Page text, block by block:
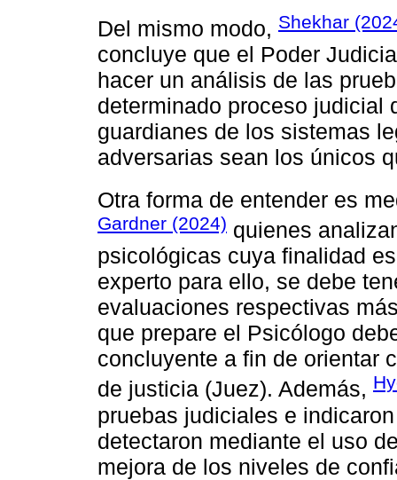
Del mismo modo, Shekhar
concluye que el Poder
hacer un análisis de las
determinado proceso judicial
guardianes de los sistemas
adversarias sean los únicos
Otra forma de entender es
Gardner (2024) quienes
psicológicas cuya finalidad
experto para ello, se debe
evaluaciones respectivas
que prepare el Psicólogo
concluyente a fin de orientar
de justicia (Juez). Además,
pruebas judiciales e
detectaron mediante el uso
mejora de los niveles de